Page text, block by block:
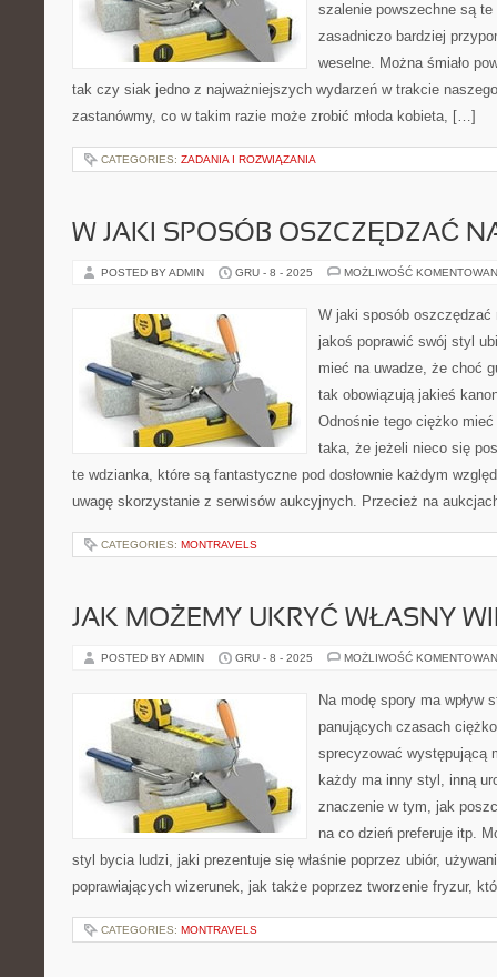
szalenie powszechne są
zasadniczo bardziej
weselne. Można śmiało
tak czy siak jedno z najważniejszych wydarzeń w trakcie
zastanówmy, co w takim razie może zrobić młoda kobieta, […]
CATEGORIES: ZADANIA I ROZWIĄZANIA
W JAKI SPOSÓB OSZCZĘDZAĆ
POSTED BY ADMIN GRU - 8 - 2025 MOŻLIWOŚĆ
W jaki sposób oszczędzać
jakoś poprawić swój styl
mieć na uwadze, że choć
tak obowiązują jakieś
Odnośnie tego ciężko
taka, że jeżeli nieco się
te wdzianka, które są fantastyczne pod dosłownie każdym
uwagę skorzystanie z serwisów aukcyjnych. Przecież na
CATEGORIES: MONTRAVELS
JAK MOŻEMY UKRYĆ WŁASNY
POSTED BY ADMIN GRU - 8 - 2025 MOŻLIWOŚĆ
Na modę spory ma wpływ
panujących czasach
sprecyzować występującą
każdy ma inny styl, inną
znaczenie w tym, jak
na co dzień preferuje itp.
styl bycia ludzi, jaki prezentuje się właśnie poprzez ubiór,
poprawiających wizerunek, jak także poprzez tworzenie fryzur,
CATEGORIES: MONTRAVELS